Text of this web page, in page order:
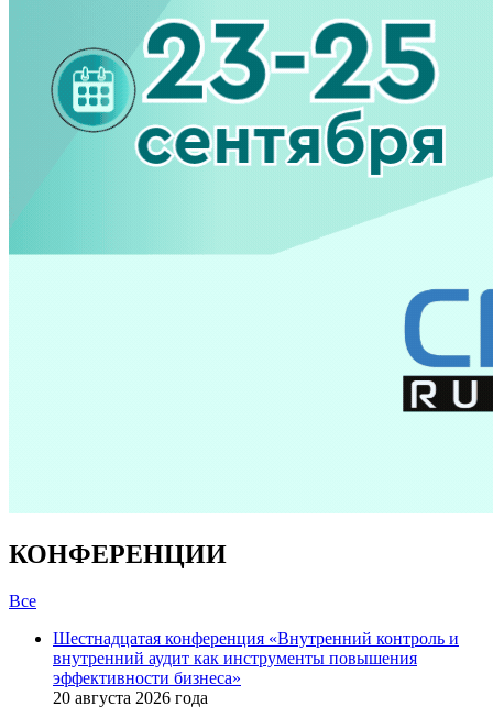
КОНФЕРЕНЦИИ
Все
Шестнадцатая конференция «Внутренний контроль и
внутренний аудит как инструменты повышения
эффективности бизнеса»
20 августа 2026 года